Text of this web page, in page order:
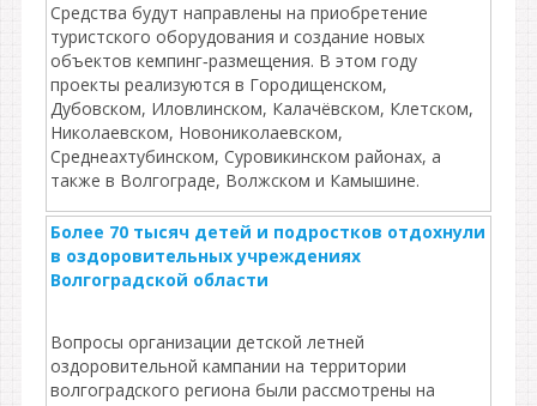
Средства будут направлены на приобретение
туристского оборудования и создание новых
объектов кемпинг‑размещения. В этом году
проекты реализуются в Городищенском,
Дубовском, Иловлинском, Калачёвском, Клетском,
Николаевском, Новониколаевском,
Среднеахтубинском, Суровикинском районах, а
также в Волгограде, Волжском и Камышине.
Более 70 тысяч детей и подростков отдохнули
в оздоровительных учреждениях
Волгоградской области
Вопросы организации детской летней
оздоровительной кампании на территории
волгоградского региона были рассмотрены на